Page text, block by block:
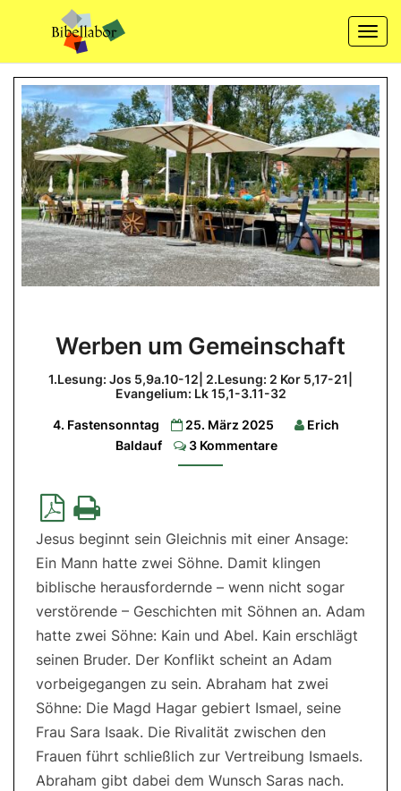
content
um
Gemeinschaft
1.Lesung:
5,9a.10-
2.Lesung:
15,1-
32
Werben um Gemeinschaft
1.Lesung: Jos 5,9a.10-12| 2.Lesung: 2 Kor 5,17-21|
Evangelium: Lk 15,1-3.11-32
4. Fastensonntag 25. März 2025
Erich
Baldauf
Comments
3 Kommentare
Jesus beginnt sein Gleichnis mit einer Ansage:
Ein Mann hatte zwei Söhne. Damit klingen
biblische herausfordernde – wenn nicht sogar
verstörende – Geschichten mit Söhnen an. Adam
hatte zwei Söhne: Kain und Abel. Kain erschlägt
seinen Bruder. Der Konflikt scheint an Adam
vorbeigegangen zu sein. Abraham hat zwei
Söhne: Die Magd Hagar gebiert Ismael, seine
Frau Sara Isaak. Die Rivalität zwischen den
Frauen führt schließlich zur Vertreibung Ismaels.
Abraham gibt dabei dem Wunsch Saras nach.